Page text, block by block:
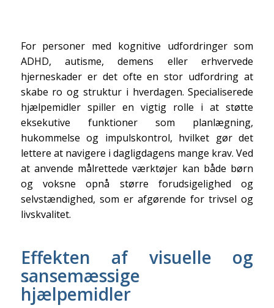
For personer med kognitive udfordringer som
ADHD, autisme, demens eller erhvervede
hjerneskader er det ofte en stor udfordring at
skabe ro og struktur i hverdagen. Specialiserede
hjælpemidler spiller en vigtig rolle i at støtte
eksekutive funktioner som planlægning,
hukommelse og impulskontrol, hvilket gør det
lettere at navigere i dagligdagens mange krav. Ved
at anvende målrettede værktøjer kan både børn
og voksne opnå større forudsigelighed og
selvstændighed, som er afgørende for trivsel og
livskvalitet.
Effekten af visuelle og
sansemæssige
hjælpemidler